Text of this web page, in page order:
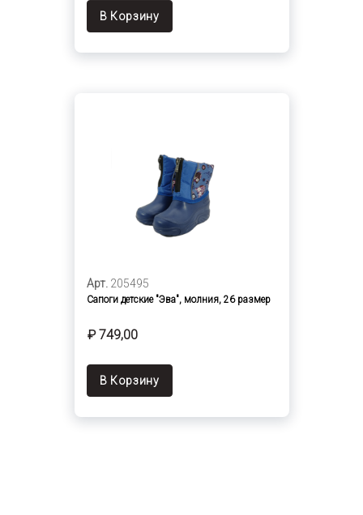
В Корзину
Арт. 205495
Сапоги детские "Эва", молния, 26 размер
₽ 749,00
В Корзину